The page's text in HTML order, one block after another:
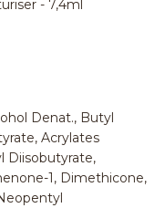
- 7,4ml
Denat., Butyl
Acrylates
Diisobutyrate,
1, Dimethicone,